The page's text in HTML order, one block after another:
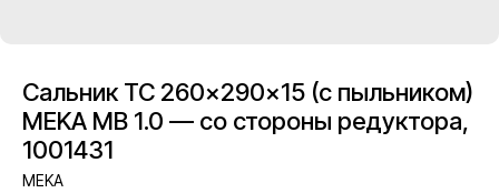
Сальник TC 260×290×15 (с пыльником)
MEKA MB 1.0 — со стороны редуктора,
1001431
MEKA